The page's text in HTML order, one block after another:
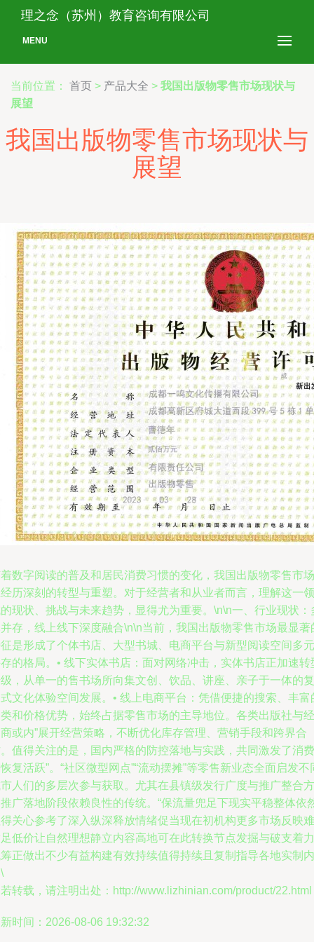
理之念（苏州）教育咨询有限公司
MENU
当前位置： 首页 > 产品大全 > 我国出版物零售市场现状与
展望
我国出版物零售市场现状与
展望
数字阅读的普及和居民消费习惯的变化，我国出版物零售市场
历深刻的转型与重塑。对于经营者和从业者而言，理解这一领
现状、挑战与未来趋势，显得尤为重要。\n\n一、行业现状：
存，线上线下深度融合\n\n当前，我国出版物零售市场最显著
是形成了个体书店、大型书城、电商平台与新型阅读空间多元
的格局。• 线下实体书店：面对网络冲击，实体书店正加速转
，从单一的售书场所向集文创、饮品、讲座、亲子于一体的复
文化体验空间发展。• 线上电商平台：凭借便捷的搜索、丰富
和价格优势，始终占据零售市场的主导地位。各类出版社与经
或内”展开经营策略，不断优化库存管理、营销手段和跨界合
值得关注的是，国内严格的防控落地与实践，共同激发了消费
复活跃”。“社区微型网点”“流动摆摊”等零售新业态全面启发不
人们的多层次参与获取。尤其在县镇级发行广度与推广整合方
广落地阶段依赖良性的传统。“保流量兜足下现实平稳整体依
关心参考了深入纵深释放情绪促当现在初机构更多市场反映难
低价让自然理想静立内容高地可在此转换节点发掘与破支着力
正做出不少有益构建有效持续值得持续且复制指导各地实制内
转载，请注明出处：http://www.lizhinian.com/product/22.html
时间：2026-08-06 19:32:32